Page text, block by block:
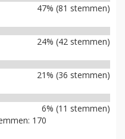
47% (81 stemmen)
24% (42 stemmen)
21% (36 stemmen)
6% (11 stemmen)
170